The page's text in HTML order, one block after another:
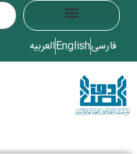
فارسیEnglishالعربیه